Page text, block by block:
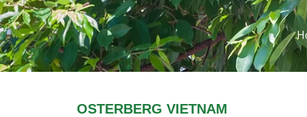
OSTERBERG VIETNAM